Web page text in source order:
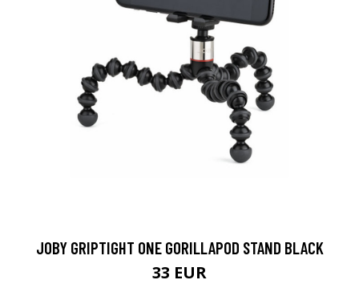
JOBY GRIPTIGHT ONE GORILLAPOD STAND BLACK
33 EUR